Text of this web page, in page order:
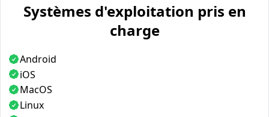
Systèmes d'exploitation pris en
charge
Android
iOS
MacOS
Linux